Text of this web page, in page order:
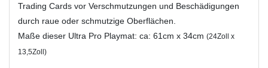
Trading Cards vor Verschmutzungen und Beschädigungen
durch raue oder schmutzige Oberflächen.
Maße dieser Ultra Pro Playmat: ca: 61cm x 34cm (24Zoll x
13,5Zoll)